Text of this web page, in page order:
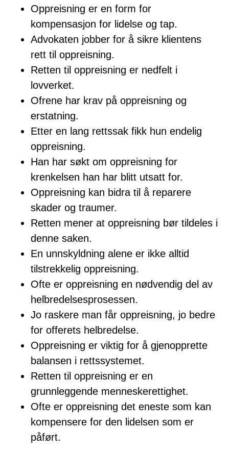
Oppreisning er en form for
kompensasjon for lidelse og tap.
Advokaten jobber for å sikre klientens
rett til oppreisning.
Retten til oppreisning er nedfelt i
lovverket.
Ofrene har krav på oppreisning og
erstatning.
Etter en lang rettssak fikk hun endelig
oppreisning.
Han har søkt om oppreisning for
krenkelsen han har blitt utsatt for.
Oppreisning kan bidra til å reparere
skader og traumer.
Retten mener at oppreisning bør tildeles i
denne saken.
En unnskyldning alene er ikke alltid
tilstrekkelig oppreisning.
Ofte er oppreisning en nødvendig del av
helbredelsesprosessen.
Jo raskere man får oppreisning, jo bedre
for offerets helbredelse.
Oppreisning er viktig for å gjenopprette
balansen i rettssystemet.
Retten til oppreisning er en
grunnleggende menneskerettighet.
Ofte er oppreisning det eneste som kan
kompensere for den lidelsen som er
påført.